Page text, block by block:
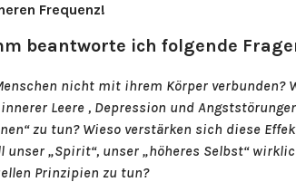
Frequenz!
beantworte ich folgende
nicht mit ihrem Körper verbunden?
Leere , Depression und
zu tun? Wieso verstärken sich diese
unser „Spirit“, unser „höheres Selbst“
Prinzipien zu tun?